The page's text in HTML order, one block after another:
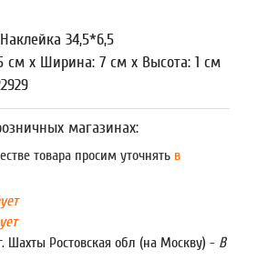
34,5*6,5
см x Ширина: 7 см x Высота: 1 см
магазинах:
товара просим уточнять в
Шахты Ростовская обл (на Москву) - В